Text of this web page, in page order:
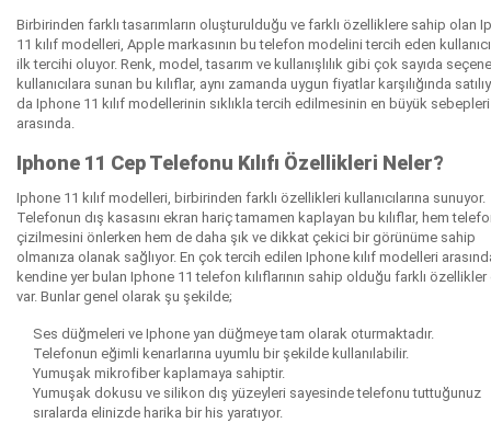
Birbirinden farklı tasarımların oluşturulduğu ve farklı özelliklere sahip olan
11 kılıf modelleri, Apple markasının bu telefon modelini tercih eden
ilk tercihi oluyor. Renk, model, tasarım ve kullanışlılık gibi çok sayıda
kullanıcılara sunan bu kılıflar, aynı zamanda uygun fiyatlar karşılığında
da Iphone 11 kılıf modellerinin sıklıkla tercih edilmesinin en büyük sebepleri
arasında.
Iphone 11 Cep Telefonu Kılıfı Özellikleri Neler?
Iphone 11 kılıf modelleri, birbirinden farklı özellikleri kullanıcılarına sunuyor.
Telefonun dış kasasını ekran hariç tamamen kaplayan bu kılıflar, hem
çizilmesini önlerken hem de daha şık ve dikkat çekici bir görünüme sahip
olmanıza olanak sağlıyor. En çok tercih edilen Iphone kılıf modelleri
kendine yer bulan Iphone 11 telefon kılıflarının sahip olduğu farklı özellikler
var. Bunlar genel olarak şu şekilde;
Ses düğmeleri ve Iphone yan düğmeye tam olarak oturmaktadır.
Telefonun eğimli kenarlarına uyumlu bir şekilde kullanılabilir.
Yumuşak mikrofiber kaplamaya sahiptir.
Yumuşak dokusu ve silikon dış yüzeyleri sayesinde telefonu tuttuğunuz
sıralarda elinizde harika bir his yaratıyor.